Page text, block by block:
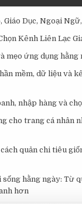
Giáo Dục, Ngoại
Kênh Liên Lạc
mẹo ứng dụng hằng
mềm, dữ liệu và
nhập hàng và
cho trang cá nhân
quản chi tiêu
hằng ngày: Từ
hơn